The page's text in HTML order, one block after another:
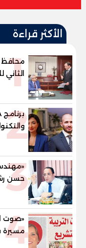
الأكثر قراءة
1
محافظ
والنور
2
3
حسن
"خارطة
4
«صوت
مسيرة